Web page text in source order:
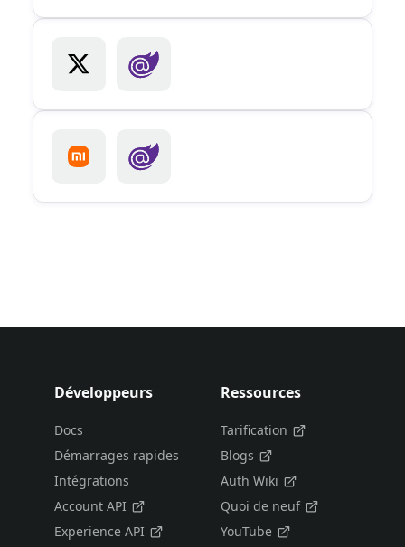
Développeurs
Docs
Démarrages rapides
Intégrations
Account API
Experience API
Ressources
Tarification
Blogs
Auth Wiki
Quoi de neuf
YouTube